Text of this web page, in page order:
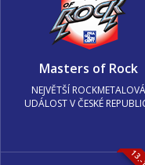
Masters of Rock
NEJVĚTŠÍ ROCKMETALOVÁ
UDÁLOST V ČESKÉ